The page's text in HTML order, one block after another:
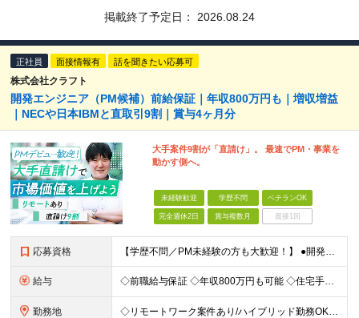
掲載終了予定日： 2026.08.24
正社員 面接情報有 話を聞きたい応募可
株式会社クラフト
開発エンジニア（PM候補）前給保証｜年収800万円も｜増収増益
｜NECや日本IBMと直取引9割｜賞与4ヶ月分
大手案件9割が「直請け」。 最速でPM・事業を
動かす側へ。
未経験歓迎 学歴不問 ベテランOK
完全週休2日 賞与複数月 面接1回
応募資格 【学歴不問／PM未経験の方も大歓迎！】 ●開発エンジニアとしての実務経験をお持ちの方 ～採用担当者より～ 「PM経験が一切ない」という方もご心配なく！ 面接で一番大切にしているのは「これまでどんな業
給与 ◇前職給与保証 ◇年収800万円も可能 ◇住宅手当・賞与年間4か月支給実績あり＋業績により、別途決算賞与あり 【PM・PL候補】 数名規模のチームでの進捗管理や、後輩・メンバーの指導・フォロー経験が
勤務地 ◇リモートワーク案件あり/ハイブリッド勤務OK 【本社】東京都豊島区高田3-14-29 KDX高田馬場ビル2F ┗都内、神奈川県のプロジェクト先での勤務もございます。 ＜プロジェクト先エリア例＞